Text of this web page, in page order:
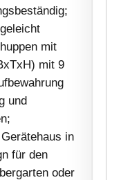
mit
mit 9
und
in
für den
oder